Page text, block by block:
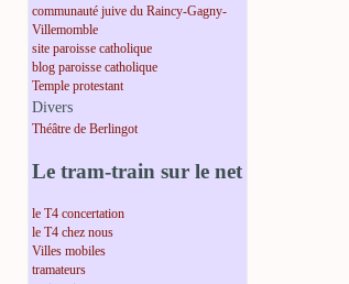
communauté juive du Raincy-Gagny-
Villemomble
site paroisse catholique
blog paroisse catholique
Temple protestant
Divers
Théâtre de Berlingot
Le tram-train sur le net
le T4 concertation
le T4 chez nous
Villes mobiles
tramateurs